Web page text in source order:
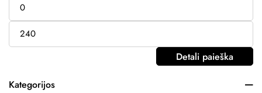
Detali paieška
Kategorijos